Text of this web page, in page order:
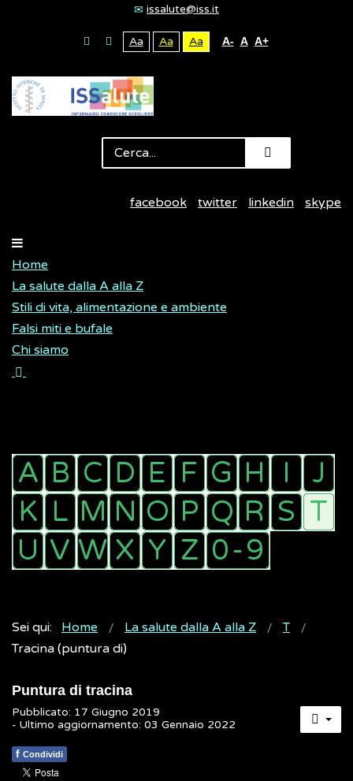
issalute@iss.it
Aa Aa Aa A- A A+
facebook twitter linkedin skype
Home
La salute dalla A alla Z
Stili di vita, alimentazione e ambiente
Falsi miti e bufale
Chi siamo
Sei qui: Home La salute dalla A alla Z
T
Tracina (puntura di)
Puntura di tracina
Pubblicato: 17 Giugno 2019
- Ultimo aggiornamento: 03 Gennaio 2022
f Condividi